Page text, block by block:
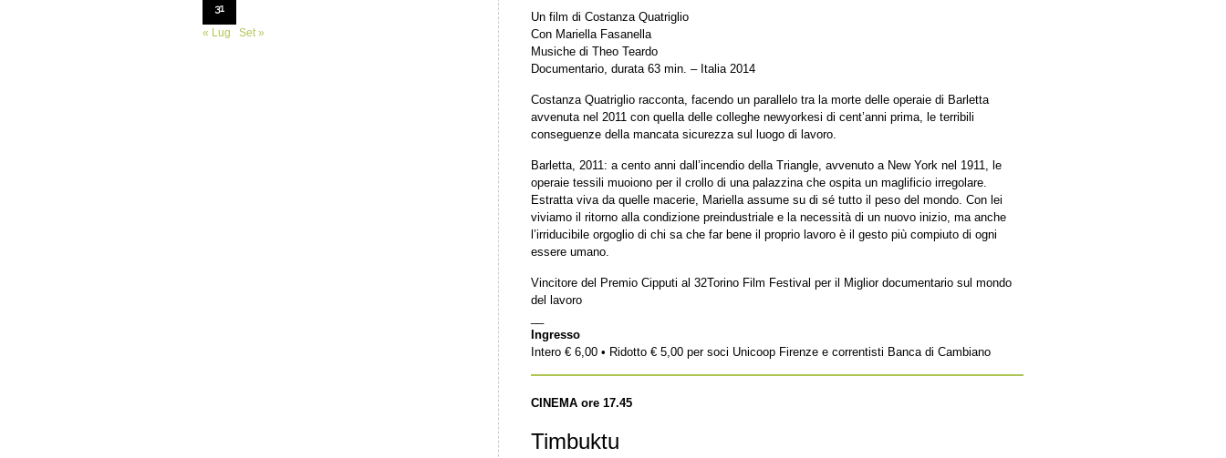
Un film di Costanza Quatriglio
Con Mariella Fasanella
Musiche di Theo Teardo
Documentario, durata 63 min. – Italia 2014
Costanza Quatriglio racconta, facendo un parallelo tra la morte delle operaie di Barletta
avvenuta nel 2011 con quella delle colleghe newyorkesi di cent’anni prima, le terribili
conseguenze della mancata sicurezza sul luogo di lavoro.
Barletta, 2011: a cento anni dall’incendio della Triangle, avvenuto a New York nel 1911, le
operaie tessili muoiono per il crollo di una palazzina che ospita un maglificio irregolare.
Estratta viva da quelle macerie, Mariella assume su di sé tutto il peso del mondo. Con lei
viviamo il ritorno alla condizione preindustriale e la necessità di un nuovo inizio, ma anche
l’irriducibile orgoglio di chi sa che far bene il proprio lavoro è il gesto più compiuto di ogni
essere umano.
Vincitore del Premio Cipputi al 32Torino Film Festival per il Miglior documentario sul mondo
del lavoro
Ingresso
Intero € 6,00 • Ridotto € 5,00 per soci Unicoop Firenze e correntisti Banca di Cambiano
CINEMA ore 17.45
Timbuktu
31
« Lug
Set »